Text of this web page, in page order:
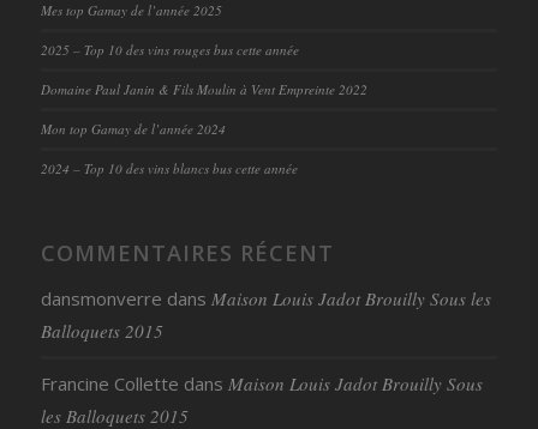
Mes top Gamay de l’année 2025
2025 – Top 10 des vins rouges bus cette année
Domaine Paul Janin & Fils Moulin à Vent Empreinte 2022
Mon top Gamay de l’année 2024
2024 – Top 10 des vins blancs bus cette année
COMMENTAIRES RÉCENT
dansmonverre dans Maison Louis Jadot Brouilly Sous les
Balloquets 2015
Francine Collette dans Maison Louis Jadot Brouilly Sous
les Balloquets 2015